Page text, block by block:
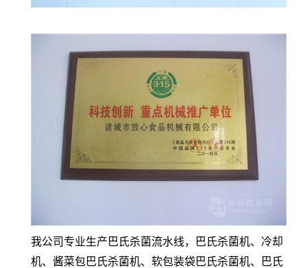
我公司专业生产巴氏杀菌流水线，巴氏杀菌机、冷却
机、酱菜包巴氏杀菌机、软包装袋巴氏杀菌机、巴氏